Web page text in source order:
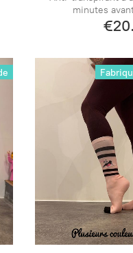
minutes